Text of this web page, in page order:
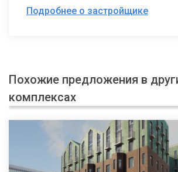
Подробнее о застройщике
Похожие предложения в
комплексах